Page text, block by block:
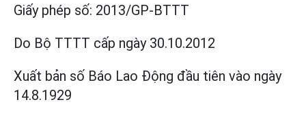
Giấy phép số: 2013/GP-BTTT
Do Bộ TTTT cấp ngày 30.10.2012
Xuất bản số Báo Lao Động đầu tiên vào ngày
14.8.1929